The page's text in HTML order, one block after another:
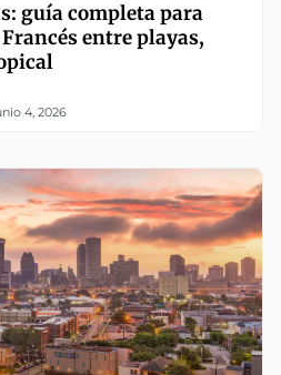
guía completa para
entre playas,
4, 2026